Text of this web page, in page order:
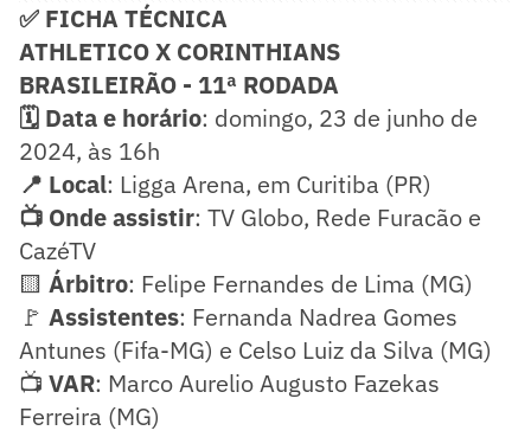
✅ FICHA TÉCNICA
ATHLETICO X CORINTHIANS
BRASILEIRÃO - 11ª RODADA
🗓️ Data e horário: domingo, 23 de junho de
2024, às 16h
📍 Local: Ligga Arena, em Curitiba (PR)
📺 Onde assistir: TV Globo, Rede Furacão e
CazéTV
🟨 Árbitro: Felipe Fernandes de Lima (MG)
🚩 Assistentes: Fernanda Nadrea Gomes
Antunes (Fifa-MG) e Celso Luiz da Silva (MG)
📺 VAR: Marco Aurelio Augusto Fazekas
Ferreira (MG)